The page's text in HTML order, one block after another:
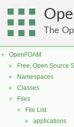
The
▼ OpenFOAM
► Free, Open Source
► Namespaces
► Classes
▼ Files
▼ File List
► applications